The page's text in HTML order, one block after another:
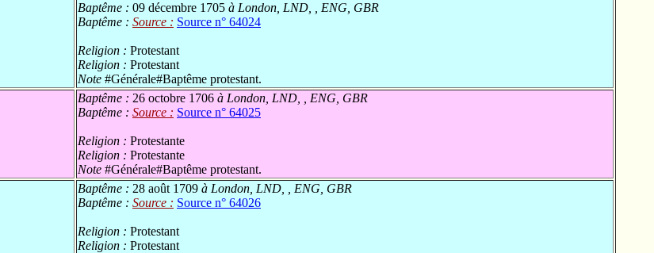
Baptême : 09 décembre 1705 à London, LND, , ENG, GBR
Baptême : Source : Source n° 64024
Religion : Protestant
Religion : Protestant
Note #Générale#Baptême protestant.
Baptême : 26 octobre 1706 à London, LND, , ENG, GBR
Baptême : Source : Source n° 64025
Religion : Protestante
Religion : Protestante
Note #Générale#Baptême protestant.
Baptême : 28 août 1709 à London, LND, , ENG, GBR
Baptême : Source : Source n° 64026
Religion : Protestant
Religion : Protestant